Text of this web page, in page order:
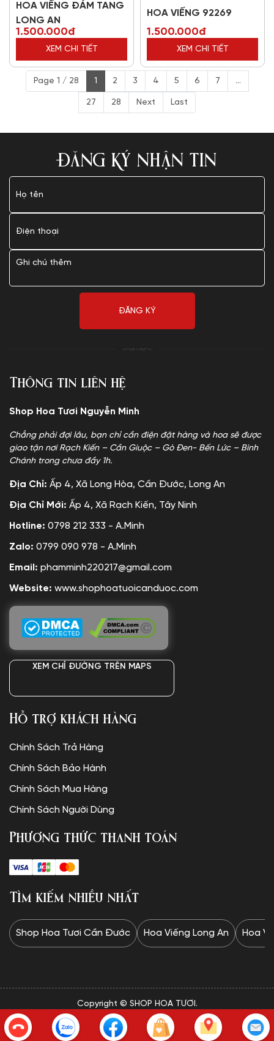
HOA VIẾNG ĐÁM TANG
LONG AN
1.500.000đ
XEM CHI TIẾT
HOA VIẾNG 92269
1.500.000đ
XEM CHI TIẾT
Page 1 / 28 1 2 3 4 5 6 7 ...
27 28 Next Last
ĐĂNG KÝ NHẬN TIN
Thông tin liên hệ
Shop Hoa Tươi Nguyễn Minh
Chẳng phải đợi lâu, bạn chỉ cần điện đặt hàng và hoa sẽ được
giao tận nơi Rạch Kiến – Cần Giuộc – Gò Đen- Bến Lức – Bình
Chánh trong chưa đầy 1h.
Địa Chỉ: Ấp 4, Xã Long Hòa, Cần Đước, Long An
Địa Chỉ Mới: Ấp 4, Xã Rạch Kiến, Tây Ninh
Hotline: 0798 212 333 - A.Minh
Zalo: 0799 090 978 - A.Minh
Email: phamminh220217@gmail.com
Website: www.shophoatuoicanduoc.com
XEM CHỈ ĐƯỜNG TRÊN MAPS
Hỗ trợ khách hàng
Chính Sách Trả Hàng
Chính Sách Bảo Hành
Chính Sách Mua Hàng
Chính Sách Người Dùng
Phương thức thanh toán
Tìm kiếm nhiều nhất
Shop Hoa Tươi Cần Đước Hoa Viếng Long An Hoa
Copyright © SHOP HOA TƯƠI.
✦Website được thiết kế và vận hành bởi Minh Trí: 0328 732
834✦